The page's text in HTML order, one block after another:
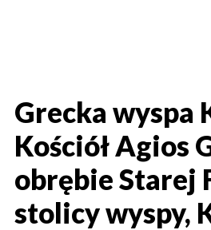
Grecka wyspa
Kościół Agios
obrębie Starej
stolicy wyspy,